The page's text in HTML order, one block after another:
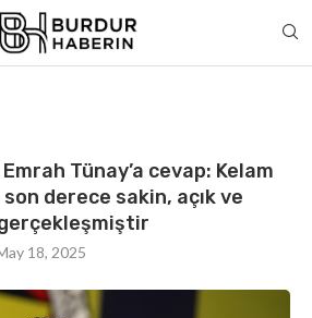
Tünay’a cevap: Kelam
derece sakin, açık ve
18, 2025